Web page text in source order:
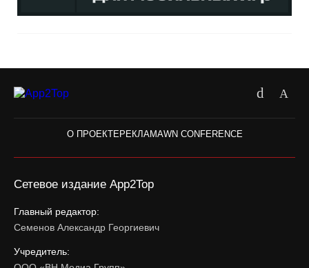
О ПРОЕКТЕРЕКЛАМАWN CONFERENCE
Сетевое издание App2Top
Главный редактор:
Семенов Александр Георгиевич
Учредитель: